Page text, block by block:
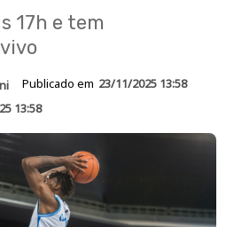
17h e tem
Publicado em 23/11/2025 13:58
13:58